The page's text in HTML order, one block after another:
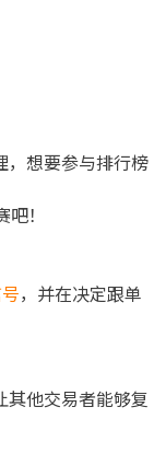
，想要参与排行榜
！
，并在决定跟单
其他交易者能够复